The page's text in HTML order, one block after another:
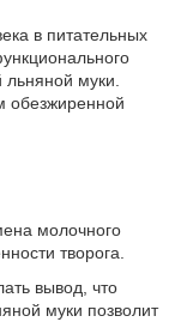
в питательных
муки.
обезжиренной
молочного
творога.
вывод, что
муки позволит